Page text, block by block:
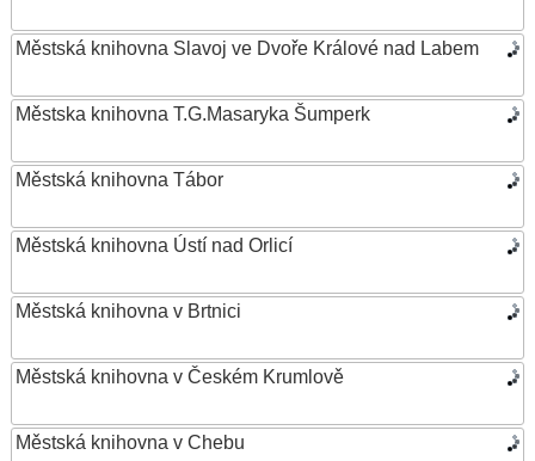
Městská knihovna Slavoj ve Dvoře Králové nad Labem
Městska knihovna T.G.Masaryka Šumperk
Městská knihovna Tábor
Městská knihovna Ústí nad Orlicí
Městská knihovna v Brtnici
Městská knihovna v Českém Krumlově
Městská knihovna v Chebu